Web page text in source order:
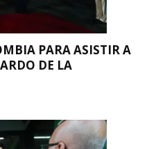
PARA ASISTIR A
DE LA